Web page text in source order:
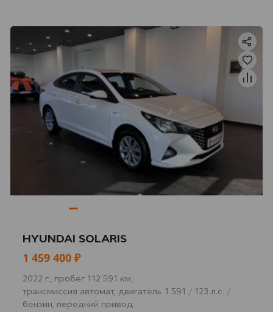
HYUNDAI SOLARIS
1 459 400 ₽
2022 г., пробег 112 591 км,
трансмиссия автомат, двигатель 1 591 / 123 л.с. /
бензин, передний привод